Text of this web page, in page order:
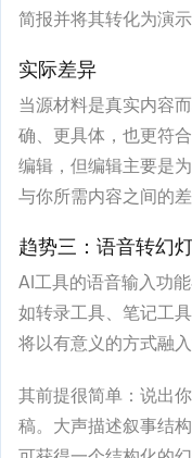
简报并将其转化为演示
实际差异
当源材料是真实内容
确、更具体，也更符
编辑，但编辑主要是
与你所需内容之间的
趋势三：语音转幻
AI工具的语音输入功
如转录工具、笔记工
将以有意义的方式融
其前提很简单：说出
稿。大声描述叙事结